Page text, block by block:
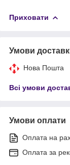
Приховати
Умови
Нова Пошта
Всі умови
Умови оплати
Оплата на
Оплата за